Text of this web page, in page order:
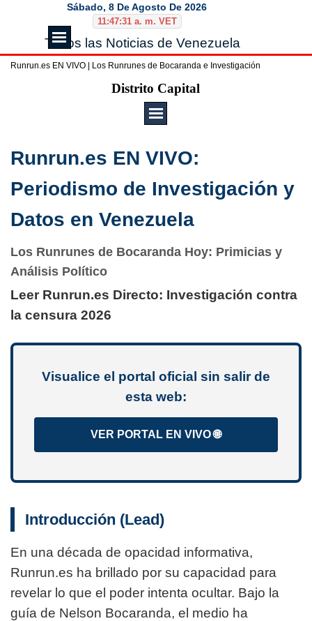
Vaya al ContenidoSábado, 8 De Agosto De 2026
11:47:31 a. m. VET
Todos las Noticias de Venezuela
Saltar menú
Runrun.es EN VIVO | Los Runrunes de Bocaranda e Investigación
Distrito Capital
Runrun.es EN VIVO:
Periodismo de Investigación y
Datos en Venezuela
Los Runrunes de Bocaranda Hoy: Primicias y
Análisis Político
Leer Runrun.es Directo: Investigación contra
la censura 2026
Visualice el portal oficial sin salir de
esta web:
VER PORTAL EN VIVO 🌐
Introducción (Lead)
En una década de opacidad informativa,
Runrun.es ha brillado por su capacidad para
revelar lo que el poder intenta ocultar. Bajo la
guía de Nelson Bocaranda, el medio ha